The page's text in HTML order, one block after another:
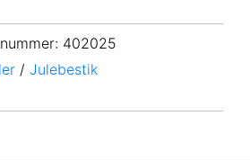
: 402025
/ Julebestik